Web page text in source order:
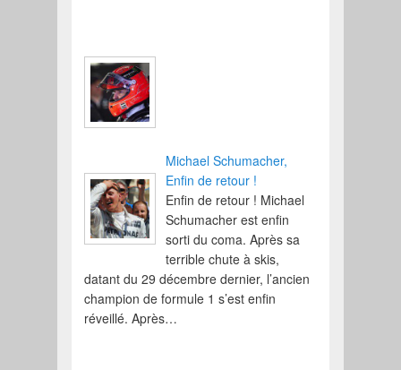
Michael Schumacher,
Enfin de retour !
Enfin de retour ! Michael
Schumacher est enfin
sorti du coma. Après sa
terrible chute à skis,
datant du 29 décembre dernier, l’ancien
champion de formule 1 s’est enfin
réveillé. Après…